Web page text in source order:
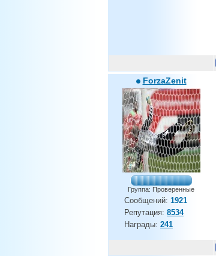
ForzaZenit
Группа: Проверенные
Сообщений: 1921
Репутация: 8534
Награды: 241